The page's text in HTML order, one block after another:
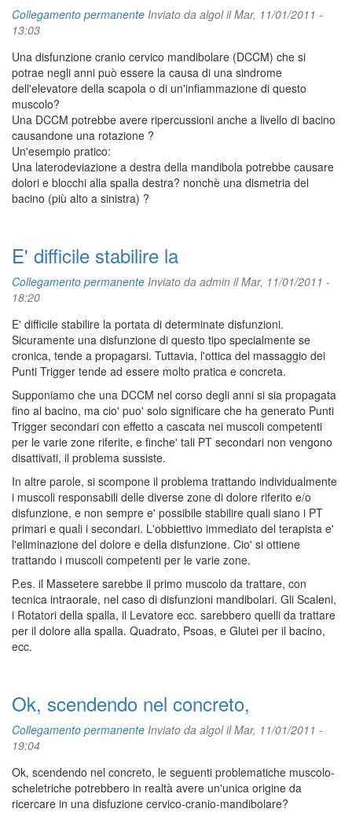
Collegamento permanente Inviato da algolil Mar, 11/01/2011 -
13:03
Una disfunzione cranio cervico mandibolare (DCCM) che si
potrae negli anni può essere la causa di una sindrome
dell'elevatore della scapola o di un'infiammazione di questo
muscolo?
Una DCCM potrebbe avere ripercussioni anche a livello di bacino
causandone una rotazione ?
Un'esempio pratico:
Una laterodeviazione a destra della mandibola potrebbe causare
dolori e blocchi alla spalla destra? nonchè una dismetria del
bacino (più alto a sinistra) ?
E' difficile stabilire la
Collegamento permanente Inviato da admin il Mar, 11/01/2011 -
18:20
E' difficile stabilire la portata di determinate disfunzioni.
Sicuramente una disfunzione di questo tipo specialmente se
cronica, tende a propagarsi. Tuttavia, l'ottica del massaggio dei
Punti Trigger tende ad essere molto pratica e concreta.
Supponiamo che una DCCM nel corso degli anni si sia propagata
fino al bacino, ma cio' puo' solo significare che ha generato Punti
Trigger secondari con effetto a cascata nei muscoli competenti
per le varie zone riferite, e finche' tali PT secondari non vengono
disattivati, il problema sussiste.
In altre parole, si scompone il problema trattando individualmente
i muscoli responsabili delle diverse zone di dolore riferito e/o
disfunzione, e non sempre e' possibile stabilire quali siano i PT
primari e quali i secondari. L'obbiettivo immediato del terapista e'
l'eliminazione del dolore e della disfunzione. Cio' si ottiene
trattando i muscoli competenti per le varie zone.
P.es. il Massetere sarebbe il primo muscolo da trattare, con
tecnica intraorale, nel caso di disfunzioni mandibolari. Gli Scaleni,
i Rotatori della spalla, il Levatore ecc. sarebbero quelli da trattare
per il dolore alla spalla. Quadrato, Psoas, e Glutei per il bacino,
ecc.
Ok, scendendo nel concreto,
Collegamento permanente Inviato da algolil Mar, 11/01/2011 -
19:04
Ok, scendendo nel concreto, le seguenti problematiche muscolo-
scheletriche potrebbero in realtà avere un'unica origine da
ricercare in una disfuzione cervico-cranio-mandibolare?